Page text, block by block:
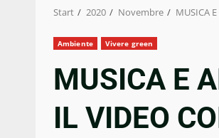
Start 2020 Novembre MUSICA
Ambiente Vivere green
MUSICA E
IL VIDEO